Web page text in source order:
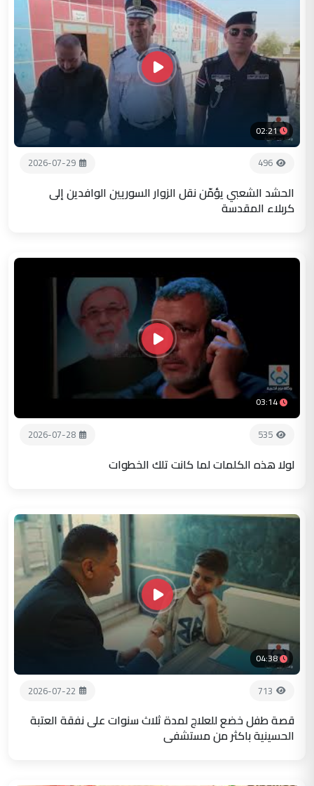
02:21
496
2026-07-29
الحشد الشعبي يؤمّن نقل الزوار السوريين الوافدين إلى
كربلاء المقدسة
03:14
535
2026-07-28
لولا هذه الكلمات لما كانت تلك الخطوات
04:38
713
2026-07-22
قصة طفل خضع للعلاج لمدة ثلاث سنوات على نفقة العتبة
الحسينية باكثر من مستشفى